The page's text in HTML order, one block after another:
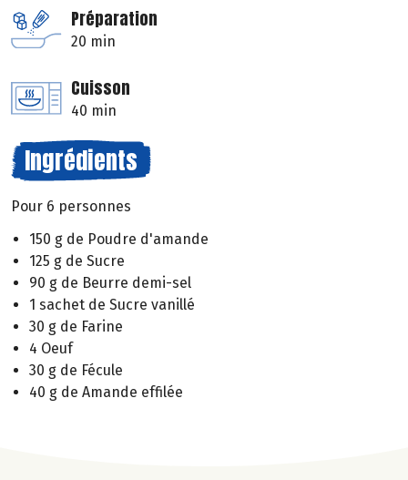
Préparation
20 min
Cuisson
40 min
Ingrédients
Pour 6 personnes
150 g de Poudre d'amande
125 g de Sucre
90 g de Beurre demi-sel
1 sachet de Sucre vanillé
30 g de Farine
4 Oeuf
30 g de Fécule
40 g de Amande effilée